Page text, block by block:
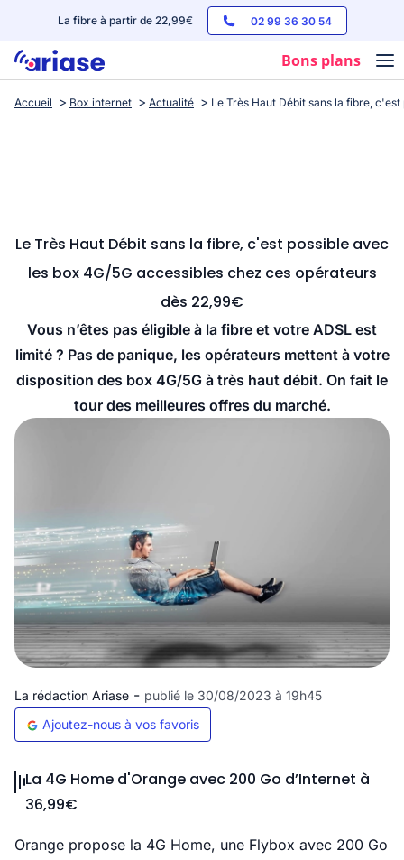
La fibre à partir de 22,99€ 02 99 36 30 54
Bons plans
Box internet
Streaming
Accueil Box internet Actualité Le Très Haut Débit sans la fibre,
Le Très Haut Débit sans la fibre, c'est possible avec
les box 4G/5G accessibles chez ces opérateurs
dès 22,99€
Vous n’êtes pas éligible à la fibre et votre ADSL est
limité ? Pas de panique, les opérateurs mettent à votre
disposition des box 4G/5G à très haut débit. On fait le
tour des meilleures offres du marché.
La rédaction Ariase - publié le 30/08/2023 à 19h45
Ajoutez-nous à vos favoris
La 4G Home d'Orange avec 200 Go d’Internet à
36,99€
Orange propose la 4G Home, une Flybox avec 200 Go